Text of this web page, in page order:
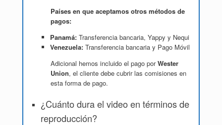
Países en que aceptamos otros métodos de
pagos:
Panamá: Transferencia bancaria, Yappy y Nequi
Venezuela: Transferencia bancaria y Pago Móvil
Adicional hemos incluido el pago porWester
Union, el cliente debe cubrir las comisiones en
esta forma de pago.
¿Cuánto dura el video en términos de
reproducción?